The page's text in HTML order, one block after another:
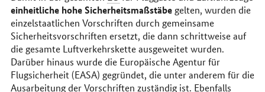
einheitliche hohe Sicherheitsmaßstäbegelten, wurden die
einzelstaatlichen Vorschriften durch gemeinsame
Sicherheitsvorschriften ersetzt, die dann schrittweise auf
die gesamte Luftverkehrskette ausgeweitet wurden.
Darüber hinaus wurde die Europäische Agentur für
Flugsicherheit (EASA) gegründet, die unter anderem für die
Ausarbeitung der Vorschriften zuständig ist. Ebenfalls